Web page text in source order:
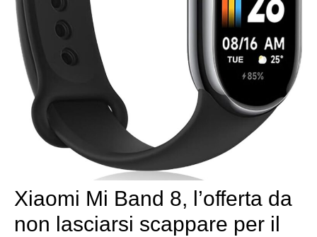
Xiaomi Mi Band 8, l’offerta da
non lasciarsi scappare per il